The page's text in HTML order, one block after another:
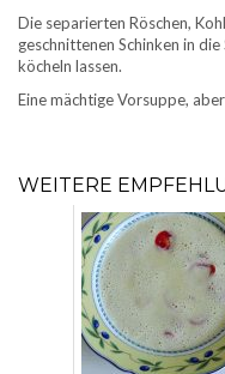
Die separierten Röschen,
geschnittenen Schinken in
köcheln lassen.
Eine mächtige Vorsuppe,
WEITERE